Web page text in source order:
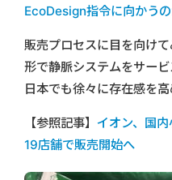
EcoDesign指令に向かう
販売プロセスに目を向け
形で静脈システムをサービ
日本でも徐々に存在感を高
【参照記事】 イオン、国
19店舗で販売開始へ